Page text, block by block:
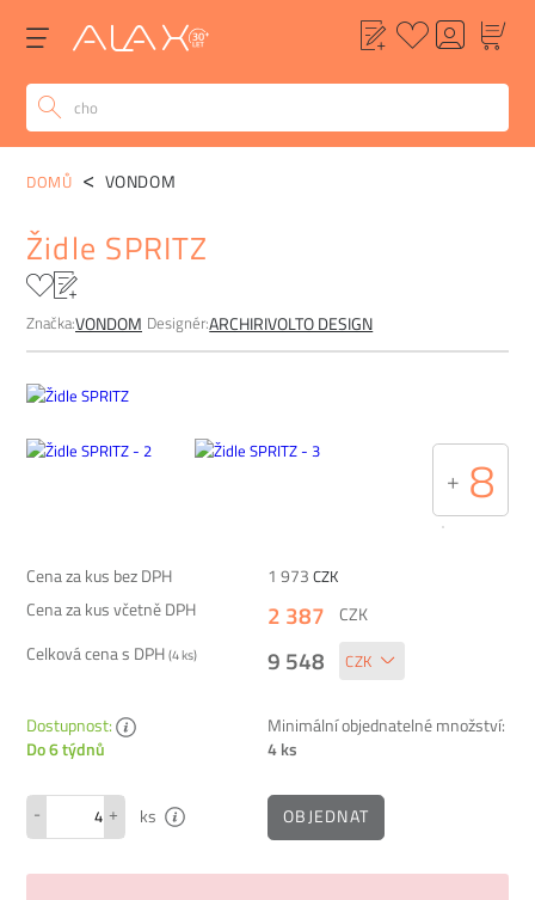
POPIS
DOMŮ VONDOM
Židle SPRITZ
Značka:VONDOM Designér:ARCHIRIVOLTO DESIGN
+ 8
Cena za kus bez DPH 1 973 CZK
Cena za kus včetně DPH
2 387
CZK
Celková cena s DPH(4ks) 9 548
Dostupnost:
Do 6 týdnů
Minimální objednatelné množství:
4 ks
- + ks OBJEDNAT